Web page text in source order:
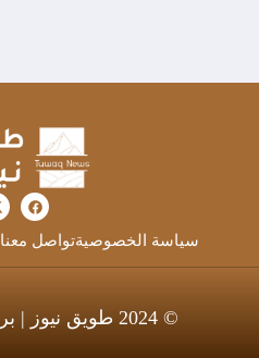
سياسة الخصوصيةتواصل معنا
© 2024 طويق نيوز | برمجة وتصميم